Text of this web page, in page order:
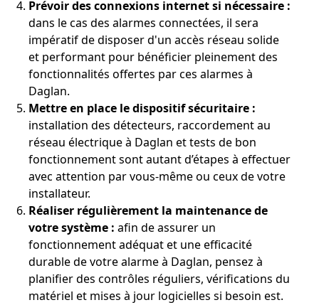
Prévoir des connexions internet si nécessaire :
dans le cas des alarmes connectées, il sera
impératif de disposer d'un accès réseau solide
et performant pour bénéficier pleinement des
fonctionnalités offertes par ces alarmes à
Daglan.
Mettre en place le dispositif sécuritaire :
installation des détecteurs, raccordement au
réseau électrique à Daglan et tests de bon
fonctionnement sont autant d’étapes à effectuer
avec attention par vous-même ou ceux de votre
installateur.
Réaliser régulièrement la maintenance de
votre système : afin de assurer un
fonctionnement adéquat et une efficacité
durable de votre alarme à Daglan, pensez à
planifier des contrôles réguliers, vérifications du
matériel et mises à jour logicielles si besoin est.